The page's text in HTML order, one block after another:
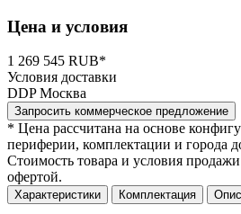
Цена и условия
1 269 545 RUB*
Условия доставки
DDP Москва
Запросить коммерческое предложение
* Цена рассчитана на основе
периферии, комплектации и города
Стоимость товара и условия
офертой.
Характеристики Комплектация